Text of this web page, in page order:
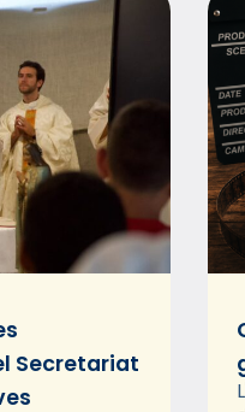
Secretariat